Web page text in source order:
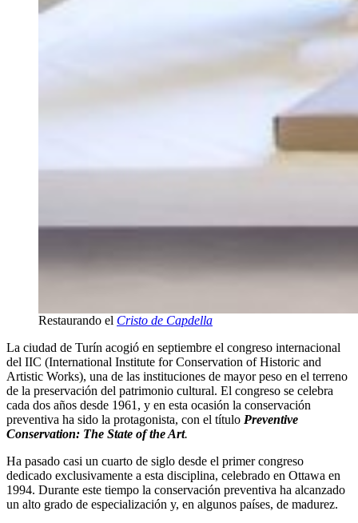
Restaurando el Cristo de Capdella
La ciudad de Turín acogió en septiembre el congreso internacional
del IIC (International Institute for Conservation of Historic and
Artistic Works), una de las instituciones de mayor peso en el terreno
de la preservación del patrimonio cultural. El congreso se celebra
cada dos años desde 1961, y en esta ocasión la conservación
preventiva ha sido la protagonista, con el título Preventive
Conservation: The State of the Art.
Ha pasado casi un cuarto de siglo desde el primer congreso
dedicado exclusivamente a esta disciplina, celebrado en Ottawa en
1994. Durante este tiempo la conservación preventiva ha alcanzado
un alto grado de especialización y, en algunos países, de madurez.